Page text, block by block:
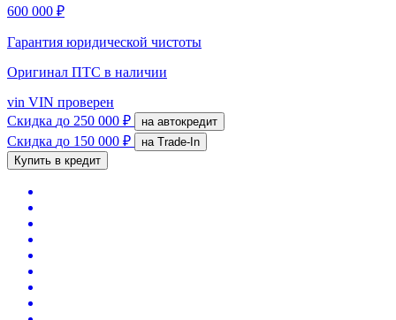
600 000 ₽
Гарантия юридической чистоты
Оригинал ПТС в наличии
vin VIN проверен
Скидка до 250 000 ₽ на автокредит
Скидка до 150 000 ₽
на Trade-In
Купить в кредит